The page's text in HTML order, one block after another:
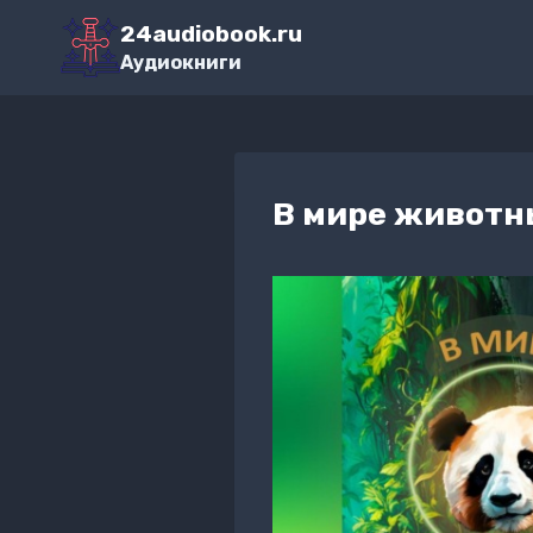
Перейти
содержимому
24audiobook.ru
Аудиокниги
В мире